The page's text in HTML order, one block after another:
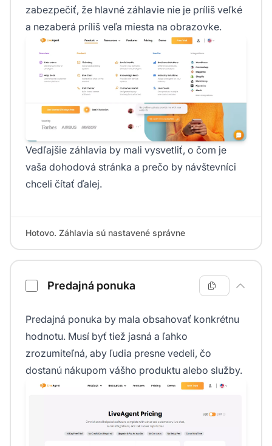
zabezpečiť, že hlavné záhlavie nie je príliš veľké
a nezaberá príliš veľa miesta na obrazovke.
Vedľajšie záhlavia by mali vysvetliť, o čom je
vaša dohodová stránka a prečo by návštevníci
chceli čítať ďalej.
Hotovo. Záhlavia sú nastavené správne
Predajná ponuka
Predajná ponuka by mala obsahovať konkrétnu
hodnotu. Musí byť tiež jasná a ľahko
zrozumiteľná, aby ľudia presne vedeli, čo
dostanú nákupom vášho produktu alebo služby.